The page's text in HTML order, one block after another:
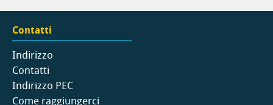
Contatti
Indirizzo
Contatti
Indirizzo PEC
Come raggiungerci